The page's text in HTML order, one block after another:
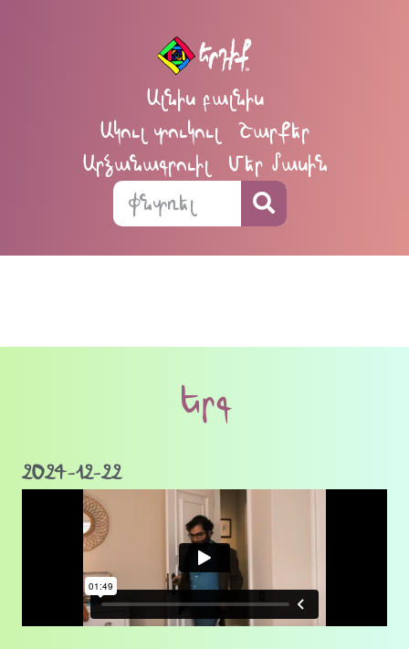
Ալնիս բալնիս
Ակուլ տուկուլ
Շարքեր
Արձանագրուիլ
Մեր մասին
Երգ
2024-12-22